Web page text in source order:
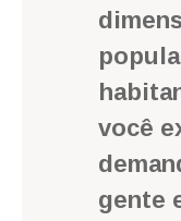
você
gente